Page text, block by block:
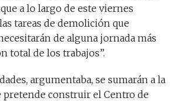
a lo largo de este viernes
tareas de demolición que
de alguna jornada más
total de los trabajos”.
argumentaba, se sumarán a la
pretende construir el Centro de